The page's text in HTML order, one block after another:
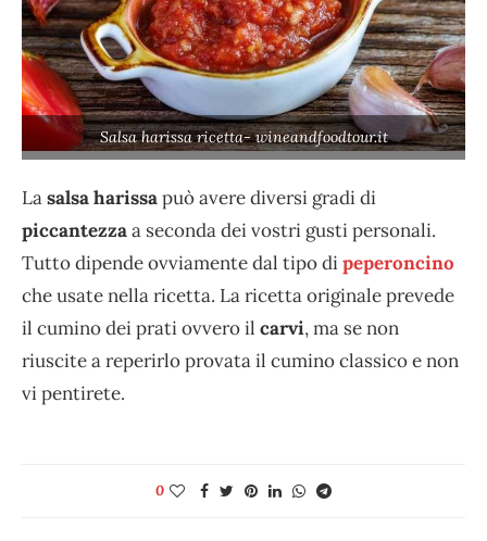
Salsa harissa ricetta- wineandfoodtour.it
Lasalsa harissapuò avere diversi gradi di
piccantezzaa seconda dei vostri gusti personali.
Tutto dipende ovviamente dal tipo dipeperoncino
che usate nella ricetta. La ricetta originale prevede
il cumino dei prati ovvero il carvi, ma se non
riuscite a reperirlo provata il cumino classico e non
vi pentirete.
0